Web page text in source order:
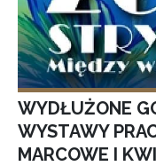
WYDŁUŻONE
WYSTAWY
MARCOWE I